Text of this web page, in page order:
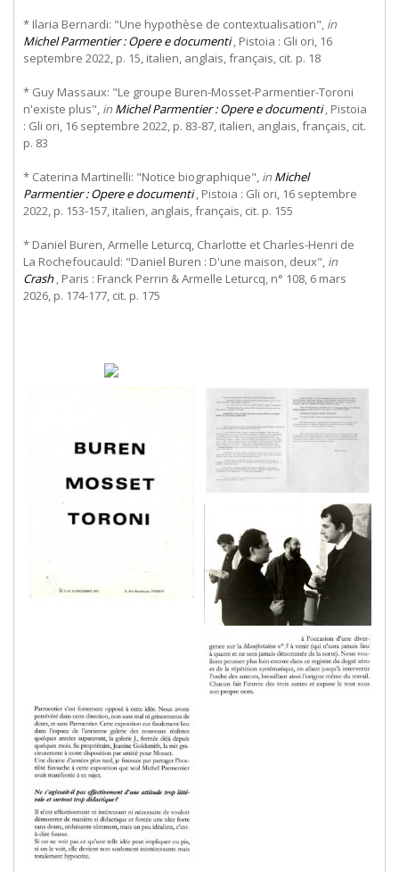
* Ilaria Bernardi: "Une hypothèse de contextualisation", in
Michel Parmentier : Opere e documenti, Pistoia : Gli ori, 16
septembre 2022, p. 15, italien, anglais, français, cit. p. 18
* Guy Massaux: "Le groupe Buren-Mosset-Parmentier-Toroni
n'existe plus", in Michel Parmentier : Opere e documenti, Pistoia
: Gli ori, 16 septembre 2022, p. 83-87, italien, anglais, français, cit.
p. 83
* Caterina Martinelli: "Notice biographique", in Michel
Parmentier : Opere e documenti, Pistoia : Gli ori, 16 septembre
2022, p. 153-157, italien, anglais, français, cit. p. 155
* Daniel Buren, Armelle Leturcq, Charlotte et Charles-Henri de
La Rochefoucauld: "Daniel Buren : D'une maison, deux", in
Crash, Paris : Franck Perrin & Armelle Leturcq, n° 108, 6 mars
2026, p. 174-177, cit. p. 175